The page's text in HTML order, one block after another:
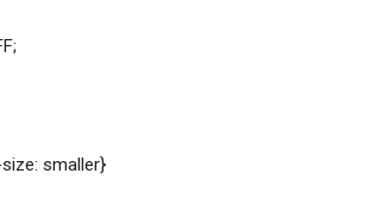
smaller}